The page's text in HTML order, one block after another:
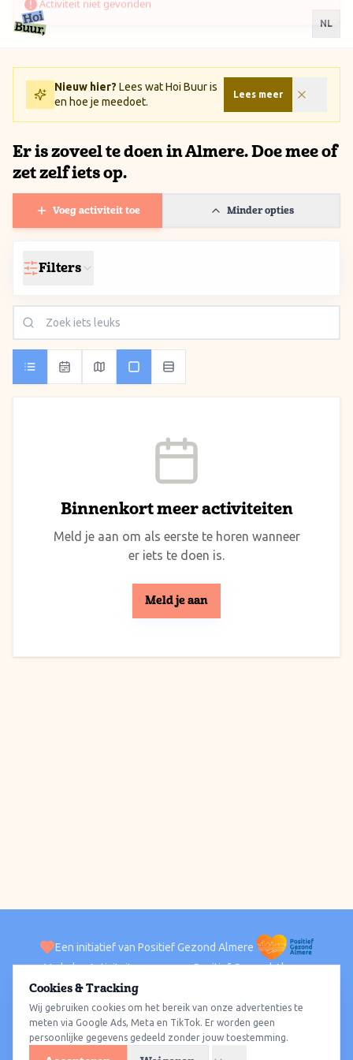
Ga naar inhoud / Skip to content
NL
Nieuw hier? Lees wat Hoi Buur is
en hoe je meedoet.
Lees meer
Er is zoveel te doen in Almere. Doe mee of
zet zelf iets op.
Voeg activiteit toe Minder opties
Filters
Binnenkort meer activiteiten
Meld je aan om als eerste te horen wanneer
er iets te doen is.
Meld je aan
Een initiatief van Positief Gezond Almere
VerhalenActiviteiten Positief Gezond Almere
ACTIVITEITEN PER WIJK
Alle wijkenAlmere HavenAlmere StadAlmere BuitenAlmere Poort
Almere HoutAlmere OosterwoldWat te doen
Cookies & Tracking
Wij gebruiken cookies om het bereik van onze advertenties te
meten via Google Ads, Meta en TikTok. Er worden geen
persoonlijke gegevens gedeeld zonder jouw toestemming.